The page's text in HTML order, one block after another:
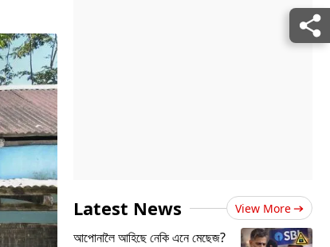
Latest News View More
আপোনালৈ আহিছে নেকি এনে মেছেজ?